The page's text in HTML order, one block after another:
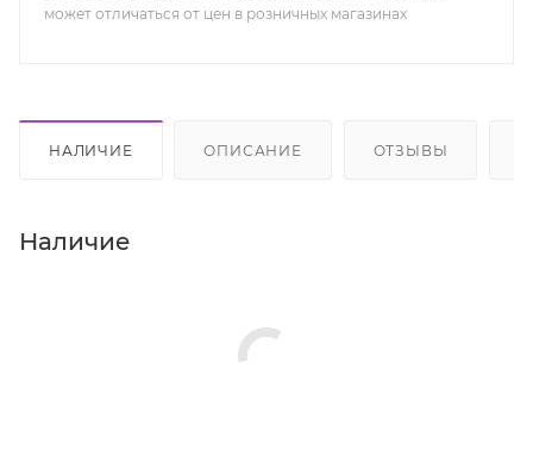
может отличаться от цен в розничных магазинах
НАЛИЧИЕ ОПИСАНИЕ ОТЗЫВЫ
Наличие